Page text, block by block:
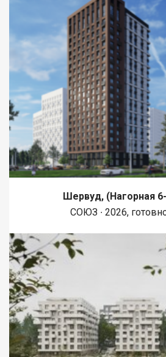
Шервуд, (Нагорная
СОЮЗ ∙ 2026,